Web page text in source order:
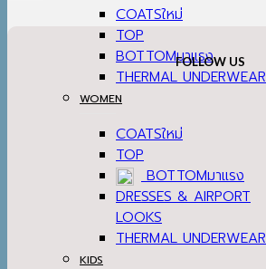
COATS
TOP
BOTTOM
THERMAL UNDERWEAR
WOMEN
COATS
TOP
BOTTOM
DRESSES & AIRPORT
LOOKS
THERMAL UNDERWEAR
KIDS
FOLLOW US